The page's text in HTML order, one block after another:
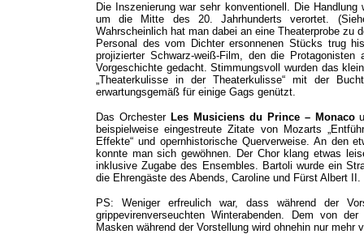
Die Inszenierung war sehr konventionell. Die
um die Mitte des 20. Jahrhunderts verortet.
Wahrscheinlich hat man dabei an eine Theaterprobe zu
Personal des vom Dichter ersonnenen Stücks trug
projizierter Schwarz-weiß-Film, den die
Vorgeschichte gedacht. Stimmungsvoll wurden das
„Theaterkulisse in der Theaterkulisse“ mit der
erwartungsgemäß für einige Gags genützt.
Das Orchester Les Musiciens du Prince – Monaco
beispielweise eingestreute Zitate von Mozarts
Effekte“ und opernhistorische Querverweise. An den
konnte man sich gewöhnen. Der Chor klang etwas
inklusive Zugabe des Ensembles. Bartoli wurde ein
die Ehrengäste des Abends, Caroline und Fürst Albert
PS: Weniger erfreulich war, dass während der
grippevirenverseuchten Winterabenden. Dem von
Masken während der Vorstellung wird ohnehin nur